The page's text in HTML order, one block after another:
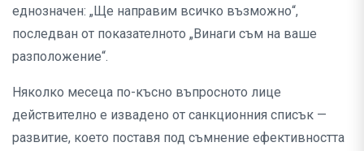
еднозначен: „Ще направим всичко възможно“,
последван от показателното „Винаги съм на ваше
разположение“.
Няколко месеца по-късно въпросното лице
действително е извадено от санкционния списък —
развитие, което поставя под съмнение ефективността